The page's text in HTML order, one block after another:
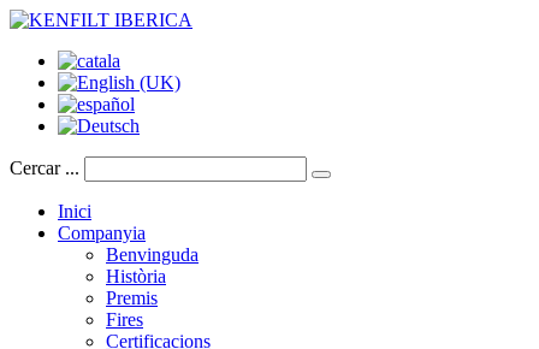
Cercar ...
Inici
Companyia
Benvinguda
Història
Premis
Fires
Certificacions